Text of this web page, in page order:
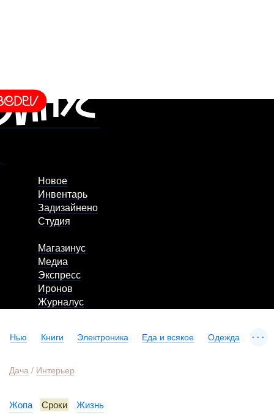
Новое
Инвентарь
Задизайнено
Студия
Магазинус
Медиа
Экспресс
Иронов
Журналус
Нью Книги Электроника Еда и всякое Одежда ...
Дача / Интерьер
Жопа Сроки Жизнь